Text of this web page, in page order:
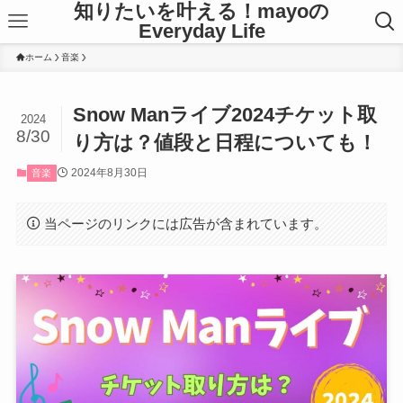
知りたいを叶える！mayoの
Everyday Life
ホーム 音楽
Snow Manライブ2024チケット取
り方は？値段と日程についても！
2024
8/30
音楽 2024年8月30日
当ページのリンクには広告が含まれています。